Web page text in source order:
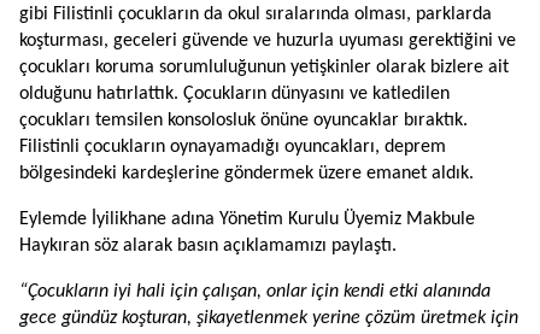
gibi Filistinli çocukların da okul sıralarında olması, parklarda
koşturması, geceleri güvende ve huzurla uyuması gerektiğini ve
çocukları koruma sorumluluğunun yetişkinler olarak bizlere ait
olduğunu hatırlattık. Çocukların dünyasını ve katledilen
çocukları temsilen konsolosluk önüne oyuncaklar bıraktık.
Filistinli çocukların oynayamadığı oyuncakları, deprem
bölgesindeki kardeşlerine göndermek üzere emanet aldık.
Eylemde İyilikhane adına Yönetim Kurulu Üyemiz Makbule
Haykıran söz alarak basın açıklamamızı paylaştı.
“Çocukların iyi hali için çalışan, onlar için kendi etki alanında
gece gündüz koşturan, şikayetlenmek yerine çözüm üretmek için